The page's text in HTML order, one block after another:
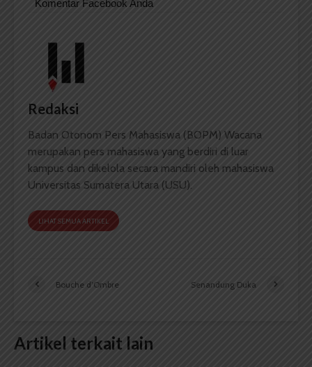
Komentar Facebook Anda
Redaksi
Badan Otonom Pers Mahasiswa (BOPM) Wacana
merupakan pers mahasiswa yang berdiri di luar
kampus dan dikelola secara mandiri oleh mahasiswa
Universitas Sumatera Utara (USU).
LIHAT SEMUA ARTIKEL
Bouche d’Ombre Senandung Duka
Artikel terkait lain